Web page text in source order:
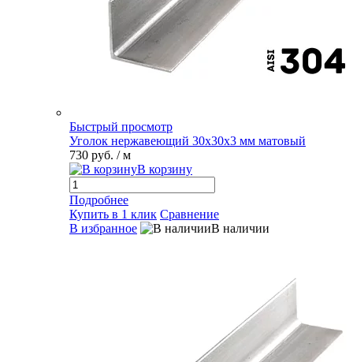
Быстрый просмотр
Уголок нержавеющий 30х30х3 мм матовый
730 руб. / м
В корзину
Подробнее
Купить в 1 клик Сравнение
В избранное
В наличии